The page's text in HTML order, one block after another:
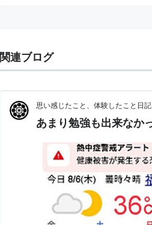
関連ブログ
思い感じたこと、体験したこと日記
あまり勉強も出来なか